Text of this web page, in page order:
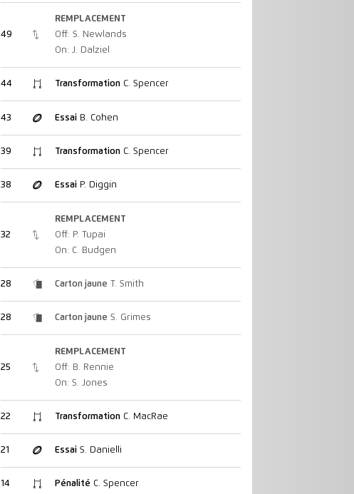
49
REMPLACEMENT
Off: S. Newlands
On: J. Dalziel
44 TransformationC. Spencer
43 EssaiB. Cohen
39 TransformationC. Spencer
38 EssaiP. Diggin
32
REMPLACEMENT
Off: P. Tupai
On: C. Budgen
28 Carton jaune T. Smith
28 Carton jaune S. Grimes
25
REMPLACEMENT
Off: B. Rennie
On: S. Jones
22 TransformationC. MacRae
21 EssaiS. Danielli
14 Pénalité C. Spencer